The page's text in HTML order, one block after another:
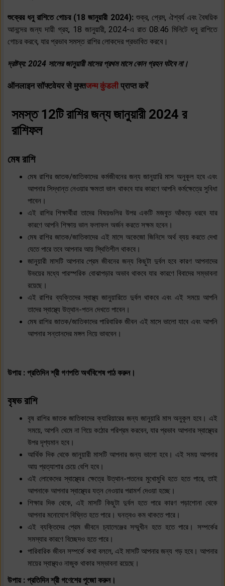
শুক্রের ধনু রাশিতে গোচর (18 জানুয়ারী 2024): শুক্র, প্রেম, ঐশ্বর্য এবং বৈষয়িক
আনন্দের জন্য দায়ী গ্রহ, 18 জানুয়ারী, 2024-এ রাত 08:46 মিনিটে ধনু রাশিতে
গোচর করবে, যার প্রভাব সমস্ত রাশির লোকদের প্রভাবিত করবে।
দ্রষ্টব্য: 2024 সালের জানুয়ারী মাসের প্রথম মাসে কোন গ্রহন ঘটবে না।
ऑनलाइन सॉफ्टवेयर से मुफ्तजन्म कुंडलीप्राप्त करें
সমস্ত 12টি রাশির জন্য জানুয়ারী 2024 র
রাশিফল
মেষ রাশি
মেষ রাশির জাতক/জাতিকাদের কর্মজীবনের জন্য জানুয়ারি মাস অনুকূল হবে এবং
আপনার সিদ্ধান্ত নেওয়ার ক্ষমতা ভাল থাকবে যার কারণে আপনি কর্মক্ষেত্রে সুবিধা
পাবেন।
এই রাশির শিক্ষার্থীরা তাদের বিষয়গুলির উপর একটি মজবুত আঁকড়ে ধরবে যার
কারণে আপনি শিক্ষায় ভাল ফলাফল অর্জন করতে সক্ষম হবেন।
মেষ রাশির জাতক/জাতিকাদের এই মাসে অকেজো জিনিসে অর্থ ব্যয় করতে দেখা
যেতে পারে তবে আপনার আয় স্থিতিশীল থাকবে।
জানুয়ারী মাসটি আপনার প্রেম জীবনের জন্য কিছুটা দুর্বল হবে কারণ আপনাদের
উভয়ের মধ্যে পারস্পরিক বোঝাপড়ার অভাব থাকবে যার কারণে বিবাদের সম্ভাবনা
রয়েছে।
এই রাশির ব্যক্তিদের স্বাস্থ্য জানুয়ারিতে দুর্বল থাকবে এবং এই সময়ে আপনি
তাদের স্বাস্থ্যে উত্থান-পতন দেখতে পাবেন।
মেষ রাশির জাতক/জাতিকাদের পারিবারিক জীবন এই মাসে ভালো যাবে এবং আপনি
আপনার সন্তানদের মঙ্গল নিয়ে ভাববেন।
উপায় : প্রতিদিন শ্রী গণপতি অর্থবিশেষ পাঠ করুন।
বৃষভ রাশি
বৃষ রাশির জাতক জাতিকাদের ক্যারিয়ারের জন্য জানুয়ারি মাস অনুকূল হবে। এই
সময়ে, আপনি থেমে না গিয়ে কঠোর পরিশ্রম করবেন, যার প্রভাব আপনার স্বাস্থ্যের
উপর দৃশ্যমান হবে।
আর্থিক দিক থেকে জানুয়ারী মাসটি আপনার জন্য ভালো হবে। এই সময় আপনার
আয় প্রত্যাশার চেয়ে বেশি হবে।
এই লোকেদের স্বাস্থ্যের ক্ষেত্রে উত্থান-পতনের মুখোমুখি হতে হতে পারে, তাই
আপনাকে আপনার স্বাস্থ্যের যত্ন নেওয়ার পরামর্শ দেওয়া হচ্ছে।
শিক্ষার দিক থেকে, এই মাসটি কিছুটা দুর্বল হতে পারে কারণ পড়াশোনা থেকে
আপনার মনোযোগ বিঘ্নিত হতে পারে। ঘনত্বও কম থাকতে পারে।
এই ব্যক্তিদের প্রেম জীবনে চ্যালেঞ্জের সম্মুখীন হতে হতে পারে। সম্পর্কের
সমস্যার কারণে বিচ্ছেদও হতে পারে।
পারিবারিক জীবন সম্পর্কে কথা বললে, এই মাসটি আপনার জন্য গড় হবে। আপনার
মায়ের স্বাস্থ্যও নাজুক থাকার সম্ভাবনা রয়েছে।
উপায় : প্রতিদিন শ্রী গণেশের পূজো করুন।